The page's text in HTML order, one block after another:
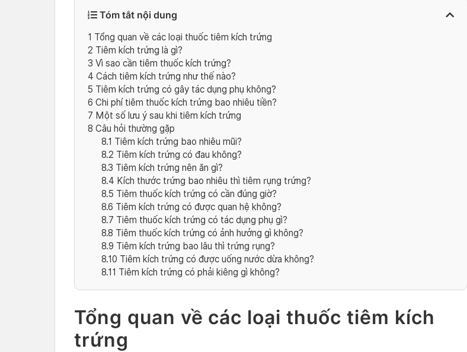
Tóm tắt nội dung
1 Tổng quan về các loại thuốc tiêm kích trứng
2 Tiêm kích trứng là gì?
3 Vì sao cần tiêm thuốc kích trứng?
4 Cách tiêm kích trứng như thế nào?
5 Tiêm kích trứng có gây tác dụng phụ không?
6 Chi phí tiêm thuốc kích trứng bao nhiêu tiền?
7 Một số lưu ý sau khi tiêm kích trứng
8 Câu hỏi thường gặp
8.1 Tiêm kích trứng bao nhiêu mũi?
8.2 Tiêm kích trứng có đau không?
8.3 Tiêm kích trứng nên ăn gì?
8.4 Kích thước trứng bao nhiêu thì tiêm rụng trứng?
8.5 Tiêm thuốc kích trứng có cần đúng giờ?
8.6 Tiêm kích trứng có được quan hệ không?
8.7 Tiêm thuốc kích trứng có tác dụng phụ gì?
8.8 Tiêm thuốc kích trứng có ảnh hưởng gì không?
8.9 Tiêm kích trứng bao lâu thì trứng rụng?
8.10 Tiêm kích trứng có được uống nước dừa không?
8.11 Tiêm kích trứng có phải kiêng gì không?
Tổng quan về các loại thuốc tiêm kích
trứng